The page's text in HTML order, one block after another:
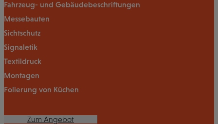
Fahrzeug- und Gebäudebeschriftungen
Messebauten
Sichtschutz
Signaletik
Textildruck
Montagen
Folierung von Küchen
Zum Angebot